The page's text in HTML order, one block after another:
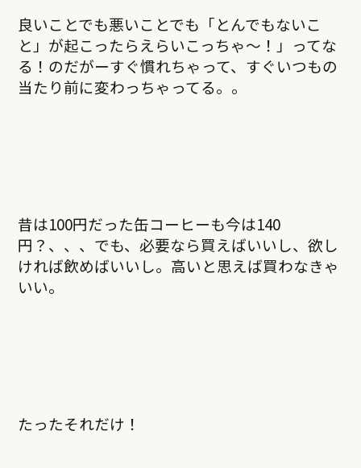
良いことでも悪いことでも「とんでもないこ
と」が起こったらえらいこっちゃ〜！」ってな
る！のだがーすぐ慣れちゃって、すぐいつもの
当たり前に変わっちゃってる。。
昔は100円だった缶コーヒーも今は140
円？、、、でも、必要なら買えばいいし、欲し
ければ飲めばいいし。高いと思えば買わなきゃ
いい。
――たったそれだけ！